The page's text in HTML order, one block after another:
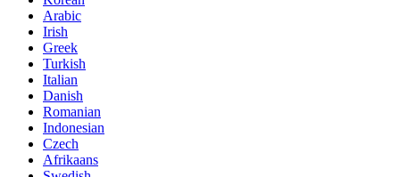
Arabic
Irish
Greek
Turkish
Italian
Danish
Romanian
Indonesian
Czech
Afrikaans